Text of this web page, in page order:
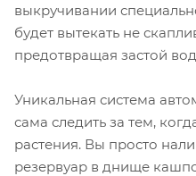
выкручивании
будет вытекать не
предотвращая застой
Уникальная система
сама следить за тем,
растения. Вы просто
резервуар в днище